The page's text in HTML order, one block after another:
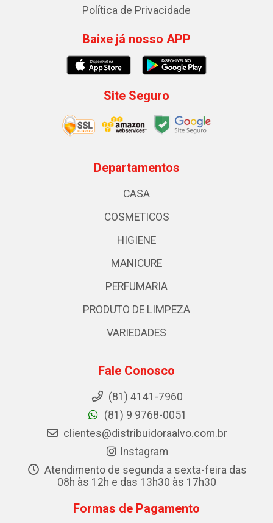
Política de Privacidade
Baixe já nosso APP
Site Seguro
Departamentos
CASA
COSMETICOS
HIGIENE
MANICURE
PERFUMARIA
PRODUTO DE LIMPEZA
VARIEDADES
Fale Conosco
(81) 4141-7960
(81) 9 9768-0051
clientes@distribuidoraalvo.com.br
Instagram
Atendimento de segunda a sexta-feira das
08h às 12h e das 13h30 às 17h30
Formas de Pagamento